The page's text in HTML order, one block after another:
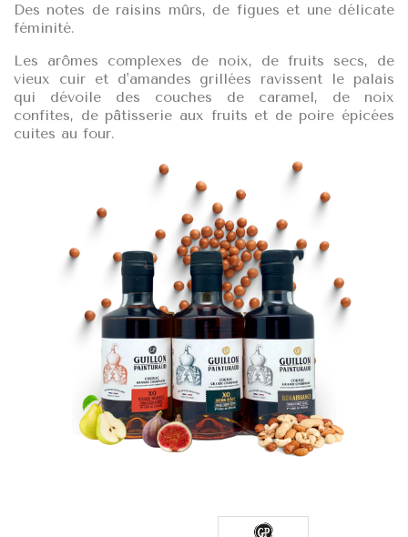
Des notes de raisins mûrs, de figues et une délicate
féminité.
Les arômes complexes de noix, de fruits secs, de
vieux cuir et d'amandes grillées ravissent le palais
qui dévoile des couches de caramel, de noix
confites, de pâtisserie aux fruits et de poire épicées
cuites au four.